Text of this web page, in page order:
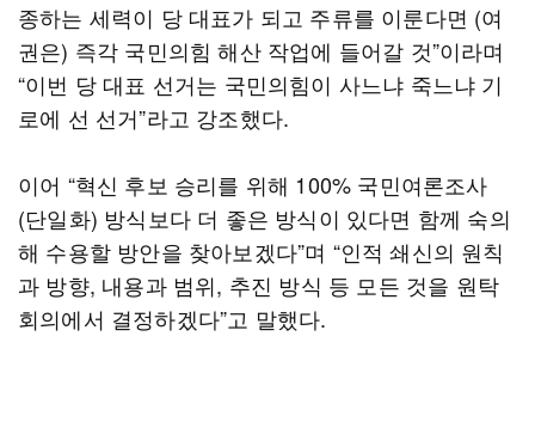
종하는 세력이 당 대표가 되고 주류를 이룬다면 (여
권은) 즉각 국민의힘 해산 작업에 들어갈 것”이라며
“이번 당 대표 선거는 국민의힘이 사느냐 죽느냐 기
로에 선 선거”라고 강조했다.
이어 “혁신 후보 승리를 위해 100% 국민여론조사
(단일화) 방식보다 더 좋은 방식이 있다면 함께 숙의
해 수용할 방안을 찾아보겠다”며 “인적 쇄신의 원칙
과 방향, 내용과 범위, 추진 방식 등 모든 것을 원탁
회의에서 결정하겠다”고 말했다.